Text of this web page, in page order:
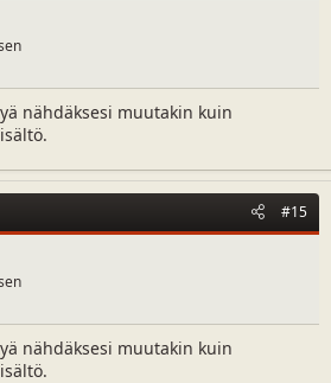
nähdäksesi muutakin kuin
#15
nähdäksesi muutakin kuin